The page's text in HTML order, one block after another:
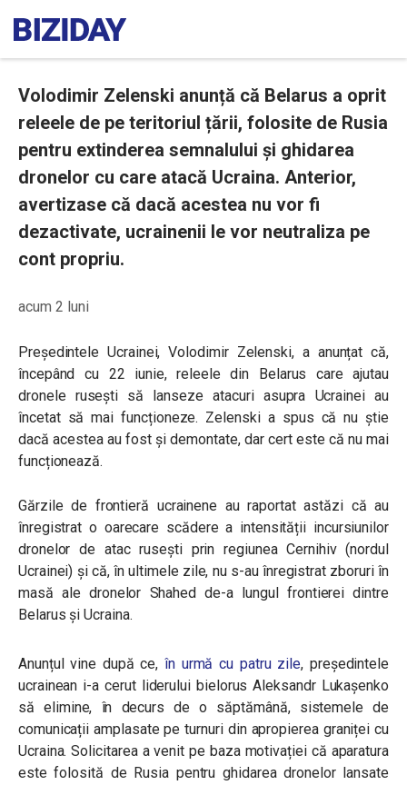
Volodimir Zelenski anunță că Belarus a oprit
releele de pe teritoriul țării, folosite de Rusia
pentru extinderea semnalului și ghidarea
dronelor cu care atacă Ucraina. Anterior,
avertizase că dacă acestea nu vor fi
dezactivate, ucrainenii le vor neutraliza pe
cont propriu.
acum 2 luni
Președintele Ucrainei, Volodimir Zelenski, a anunțat că,
începând cu 22 iunie, releele din Belarus care ajutau
dronele rusești să lanseze atacuri asupra Ucrainei au
încetat să mai funcționeze. Zelenski a spus că nu știe
dacă acestea au fost și demontate, dar cert este că nu mai
funcționează.
Gărzile de frontieră ucrainene au raportat astăzi că au
înregistrat o oarecare scădere a intensității incursiunilor
dronelor de atac rusești prin regiunea Cernihiv (nordul
Ucrainei) și că, în ultimele zile, nu s-au înregistrat zboruri în
masă ale dronelor Shahed de-a lungul frontierei dintre
Belarus și Ucraina.
Anunțul vine după ce,în urmă cu patru zile, președintele
ucrainean i-a cerut liderului bielorus Aleksandr Lukașenko
să elimine, în decurs de o săptămână, sistemele de
comunicații amplasate pe turnuri din apropierea graniței cu
Ucraina. Solicitarea a venit pe baza motivației că aparatura
este folosită de Rusia pentru ghidarea dronelor lansate